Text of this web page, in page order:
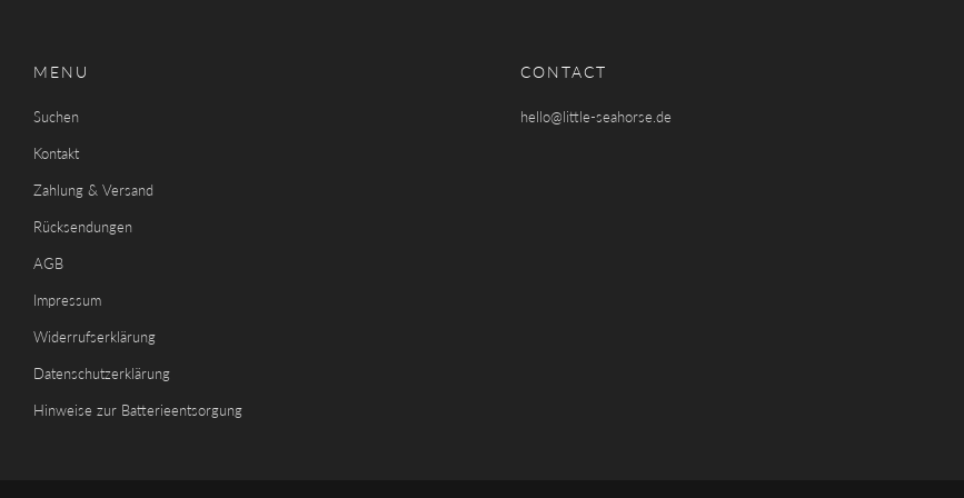
MENU
Suchen
Kontakt
Zahlung & Versand
Rücksendungen
AGB
Impressum
Widerrufserklärung
Datenschutzerklärung
Hinweise zur Batterieentsorgung
CONTACT
hello@little-seahorse.de